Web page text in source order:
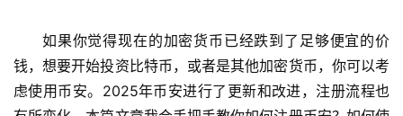
如果你觉得现在的加密货币已经跌到了足够便宜的价
钱，想要开始投资比特币，或者是其他加密货币，你可以考
虑使用币安。2025年币安进行了更新和改进，注册流程也